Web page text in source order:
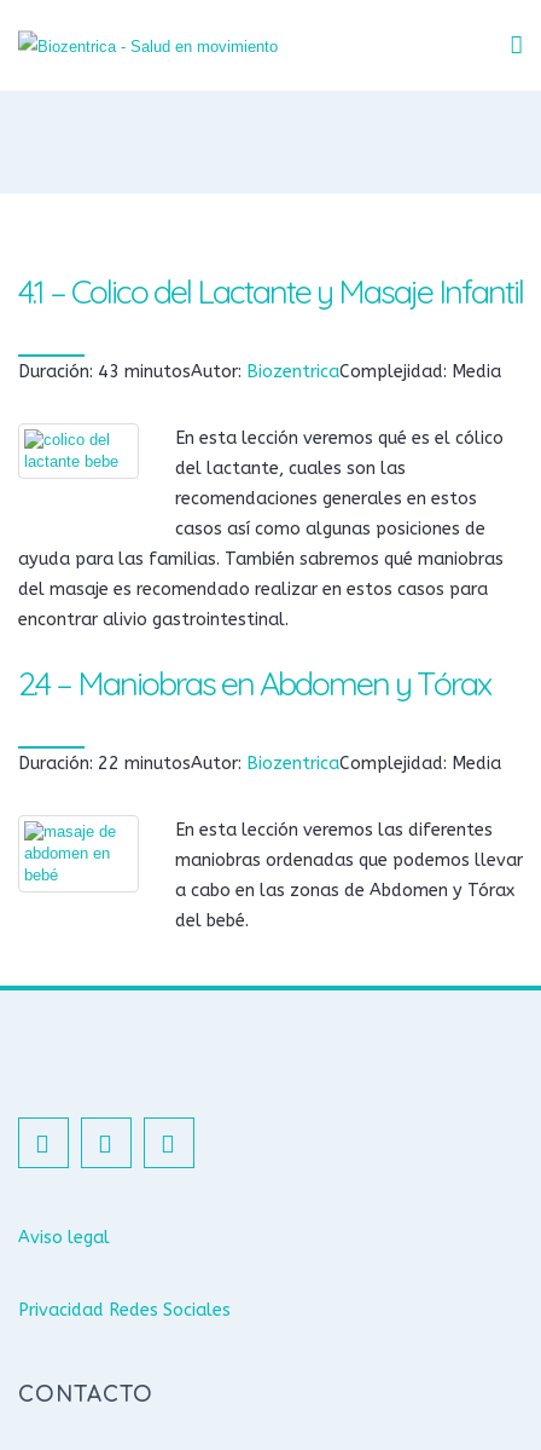
4.1 – Colico del Lactante y Masaje Infantil
Duración: 43 minutosAutor: BiozentricaComplejidad: Media
En esta lección veremos qué es el cólico
del lactante, cuales son las
recomendaciones generales en estos
casos así como algunas posiciones de
ayuda para las familias. También sabremos qué maniobras
del masaje es recomendado realizar en estos casos para
encontrar alivio gastrointestinal.
2.4 – Maniobras en Abdomen y Tórax
Duración: 22 minutosAutor: BiozentricaComplejidad: Media
En esta lección veremos las diferentes
maniobras ordenadas que podemos llevar
a cabo en las zonas de Abdomen y Tórax
del bebé.
Aviso legal
Privacidad Redes Sociales
CONTACTO